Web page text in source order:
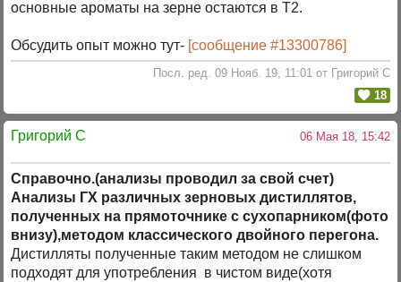
основные ароматы на зерне остаются в Т2.
Обсудить опыт можно тут- [сообщение #13300786]
Посл. ред. 09 Нояб. 19, 11:01 от Григорий C
18
Григорий C 06 Мая 18, 15:42
Справочно.(анализы проводил за свой счет)
Анализы ГХ различных зерновых дистиллятов,
полученных на прямоточнике с сухопарником(фото
внизу),методом классического двойного перегона.
Дистилляты полученные таким методом не слишком
подходят для употребления в чистом виде(хотя